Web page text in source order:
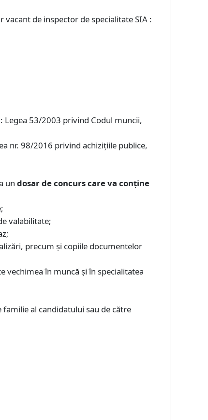
de inspector de specialitate SIA :
53/2003 privind Codul muncii,
nr. 98/2016 privind achizițiile publice,
undosar de concurs care va conţine
valabilitate;
precum şi copiile documentelor
vechimea în muncă și în specialitatea
al candidatului sau de către